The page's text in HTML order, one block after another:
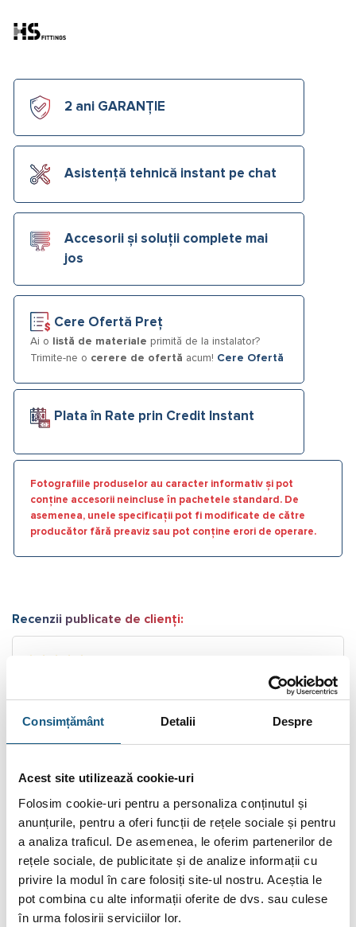
Consimțământ Detalii Despre
Acest site utilizează cookie-uri
Folosim cookie-uri pentru a personaliza conținutul și
anunțurile, pentru a oferi funcții de rețele sociale și pentru
a analiza traficul. De asemenea, le oferim partenerilor de
rețele sociale, de publicitate și de analize informații cu
privire la modul în care folosiți site-ul nostru. Aceștia le
pot combina cu alte informații oferite de dvs. sau culese
în urma folosirii serviciilor lor.
2 ani GARANȚIE
Asistență tehnică instant pe chat
Accesorii și soluții complete mai
jos
Cere Ofertă Preț
Ai o listă de materiale primită de la instalator?
Trimite-ne o cerere de ofertă acum! Cere Ofertă
Plata în Rate prin Credit Instant
Fotografiile produselor au caracter informativ și pot
conține accesorii neincluse în pachetele standard. De
asemenea, unele specificații pot fi modificate de către
producător fără preaviz sau pot conține erori de operare.
Recenzii publicate de clienți:
Citește Mai Mult.
INFORMAȚII SUPLIMENTARE
BRAND
RECENZII (1)